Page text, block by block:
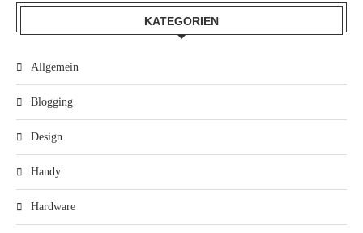
KATEGORIEN
Allgemein
Blogging
Design
Handy
Hardware